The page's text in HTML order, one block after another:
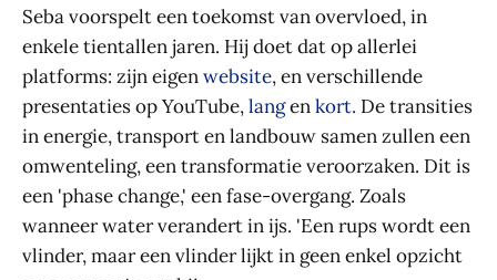
Seba voorspelt een toekomst van overvloed, in
enkele tientallen jaren. Hij doet dat op allerlei
platforms: zijn eigenwebsite, en verschillende
presentaties op YouTube,langenkort. De transities
in energie, transport en landbouw samen zullen een
omwenteling, een transformatie veroorzaken. Dit is
een 'phase change,' een fase-overgang. Zoals
wanneer water verandert in ijs. 'Een rups wordt een
vlinder, maar een vlinder lijkt in geen enkel opzicht